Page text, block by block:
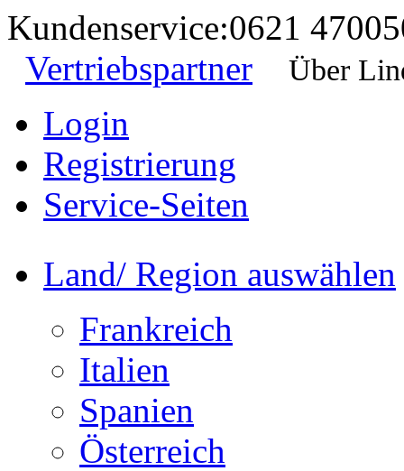
Kundenservice:0621
Vertriebspartner
Über
Login
Registrierung
Service-Seiten
Land/ Region auswählen
Frankreich
Italien
Spanien
Österreich